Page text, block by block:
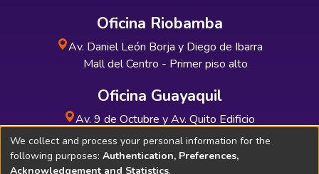
Oficina Riobamba
Av. Daniel León Borja y Diego de Ibarra
Mall del Centro - Primer piso alto
Oficina Guayaquil
Av. 9 de Octubre y Av. Quito Edificio
INDUAUTO - Planta baja
We collect and process your personal information for the
following purposes: Authentication, Preferences,
Acknowledgement and Statistics.